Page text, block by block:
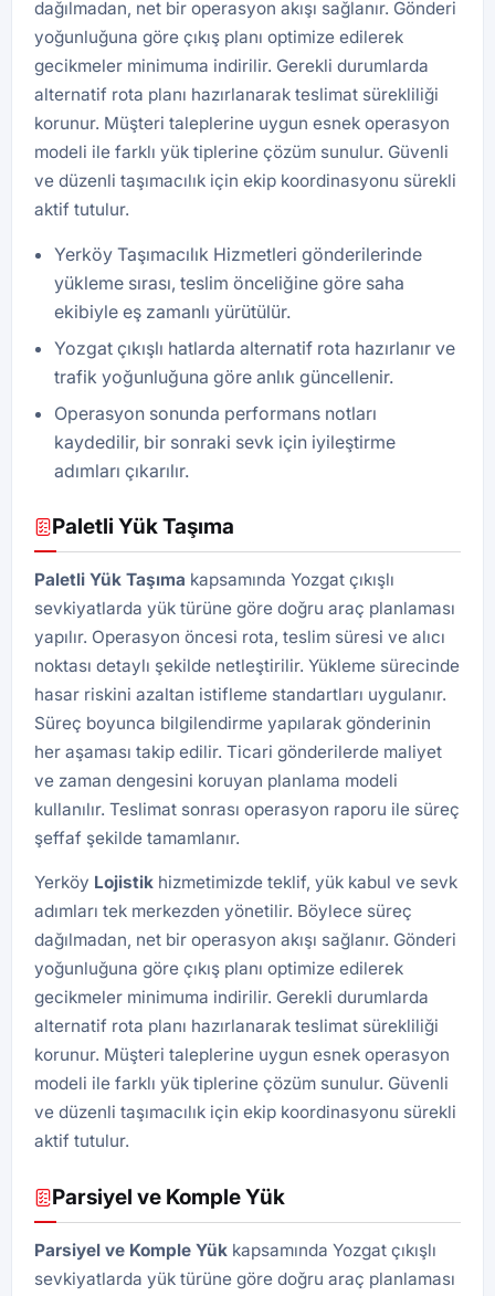
dağılmadan, net bir operasyon akışı sağlanır. Gönderi
yoğunluğuna göre çıkış planı optimize edilerek
gecikmeler minimuma indirilir. Gerekli durumlarda
alternatif rota planı hazırlanarak teslimat sürekliliği
korunur. Müşteri taleplerine uygun esnek operasyon
modeli ile farklı yük tiplerine çözüm sunulur. Güvenli
ve düzenli taşımacılık için ekip koordinasyonu sürekli
aktif tutulur.
Yerköy Taşımacılık Hizmetleri gönderilerinde
yükleme sırası, teslim önceliğine göre saha
ekibiyle eş zamanlı yürütülür.
Yozgat çıkışlı hatlarda alternatif rota hazırlanır ve
trafik yoğunluğuna göre anlık güncellenir.
Operasyon sonunda performans notları
kaydedilir, bir sonraki sevk için iyileştirme
adımları çıkarılır.
Paletli Yük Taşıma
Paletli Yük Taşıma kapsamında Yozgat çıkışlı
sevkiyatlarda yük türüne göre doğru araç planlaması
yapılır. Operasyon öncesi rota, teslim süresi ve alıcı
noktası detaylı şekilde netleştirilir. Yükleme sürecinde
hasar riskini azaltan istifleme standartları uygulanır.
Süreç boyunca bilgilendirme yapılarak gönderinin
her aşaması takip edilir. Ticari gönderilerde maliyet
ve zaman dengesini koruyan planlama modeli
kullanılır. Teslimat sonrası operasyon raporu ile süreç
şeffaf şekilde tamamlanır.
Yerköy Lojistik hizmetimizde teklif, yük kabul ve sevk
adımları tek merkezden yönetilir. Böylece süreç
dağılmadan, net bir operasyon akışı sağlanır. Gönderi
yoğunluğuna göre çıkış planı optimize edilerek
gecikmeler minimuma indirilir. Gerekli durumlarda
alternatif rota planı hazırlanarak teslimat sürekliliği
korunur. Müşteri taleplerine uygun esnek operasyon
modeli ile farklı yük tiplerine çözüm sunulur. Güvenli
ve düzenli taşımacılık için ekip koordinasyonu sürekli
aktif tutulur.
Parsiyel ve Komple Yük
Parsiyel ve Komple Yük kapsamında Yozgat çıkışlı
sevkiyatlarda yük türüne göre doğru araç planlaması